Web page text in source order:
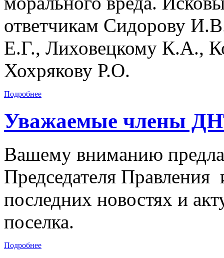
ответчикам Сидорову
Е.Г., Лиховецкому К.А.,
Хохрякову Р.О.
Подробнее
Уважаемые члены
Вашему вниманию
Председателя Правления
последних новостях и
поселка.
Подробнее